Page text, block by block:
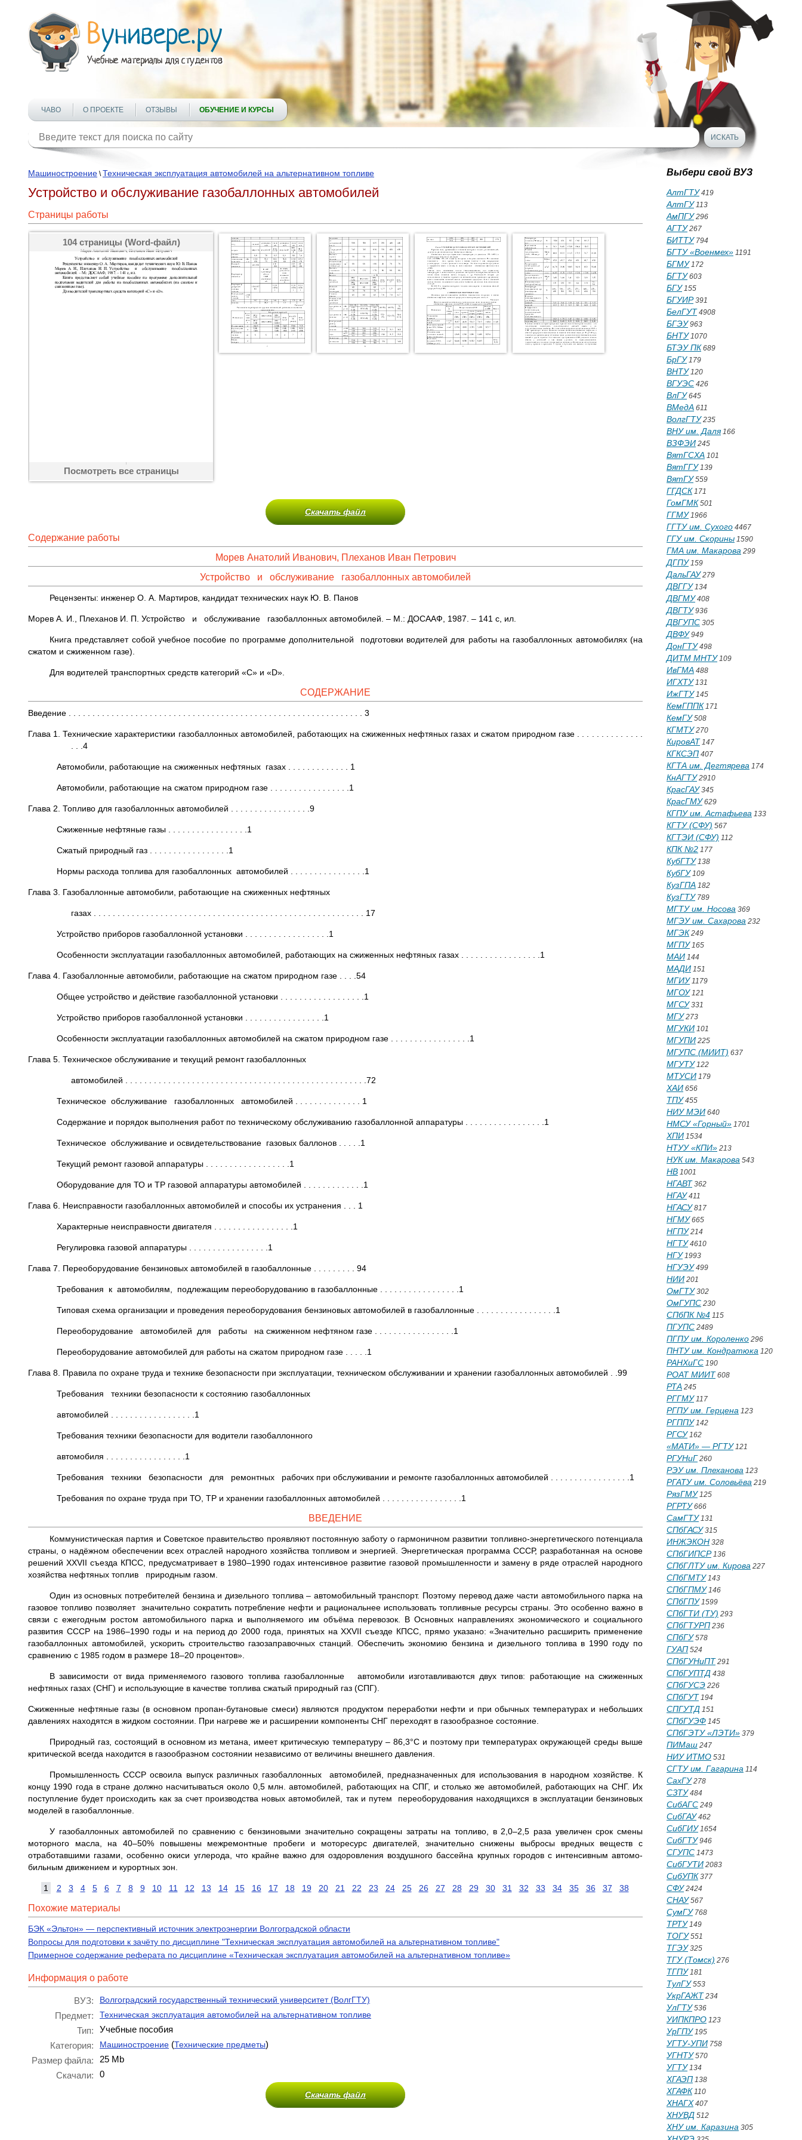
ЧАВО О ПРОЕКТЕ ОТЗЫВЫ ОБУЧЕНИЕ И КУРСЫ
Машиностроение \Техническая эксплуатация автомобилей на альтернативном топливе
Устройство и обслуживание газобаллонных автомобилей
Страницы работы
104 страницы (Word-файл)
Посмотреть все страницы
Скачать файл
Содержание работы
Морев Анатолий Иванович, Плеханов Иван Петрович
Устройство и обслуживание газобаллонных автомобилей
Рецензенты: инженер О. А. Мартиров, кандидат технических наук Ю. В. Панов
Морев А. И., Плеханов И. П. Устройство и обслуживание газобаллонных автомобилей. – М.: ДОСААФ, 1987. – 141 с, ил.
Книга представляет собой учебное пособие по программе дополнительной подготовки водителей для работы на газобаллонных автомобилях (на
сжатом и сжиженном газе).
Для водителей транспортных средств категорий «С» и «D».
СОДЕРЖАНИЕ
Введение . . . . . . . . . . . . . . . . . . . . . . . . . . . . . . . . . . . . . . . . . . . . . . . . . . . . . . . . . . . . . . 3
Глава 1. Технические характеристики газобаллонных автомобилей, работающих на сжиженных нефтяных газах и сжатом при­родном газе . . . . . . . . . . . . . .
. . .4
Автомобили, работающие на сжиженных нефтяных газах . . . . . . . . . . . . . 1
Автомобили, работающие на сжатом природном газе . . . . . . . . . . . . . . . . .1
Глава 2. Топливо для газобаллонных автомобилей . . . . . . . . . . . . . . . . .9
Сжиженные нефтяные газы . . . . . . . . . . . . . . . . .1
Сжатый природный газ . . . . . . . . . . . . . . . . .1
Нормы расхода топлива для газобаллонных автомобилей . . . . . . . . . . . . . . . .1
Глава 3. Газобаллонные автомобили, работающие на сжиженных нефтяных
газах . . . . . . . . . . . . . . . . . . . . . . . . . . . . . . . . . . . . . . . . . . . . . . . . . . . . . . . . . 17
Устройство приборов газобаллонной установки . . . . . . . . . . . . . . . . . .1
Особенности эксплуатации газобаллонных автомобилей, рабо­тающих на сжиженных нефтяных газах . . . . . . . . . . . . . . . . .1
Глава 4. Газобаллонные автомобили, работающие на сжатом при­родном газе . . . .54
Общее устройство и действие газобаллонной установки . . . . . . . . . . . . . . . . . .1
Устройство приборов газобаллонной установки . . . . . . . . . . . . . . . . .1
Особенности эксплуатации газобаллонных автомобилей на сжатом природном газе . . . . . . . . . . . . . . . . .1
Глава 5. Техническое обслуживание и текущий ремонт газобаллон­ных
автомобилей . . . . . . . . . . . . . . . . . . . . . . . . . . . . . . . . . . . . . . . . . . . . . . . . . . .72
Техническое обслуживание газобаллонных автомобилей . . . . . . . . . . . . . . 1
Содержание и порядок выполнения работ по техническому об­служиванию газобаллонной аппаратуры . . . . . . . . . . . . . . . . .1
Техническое обслуживание и освидетельствование газовых баллонов . . . . .1
Текущий ремонт газовой аппаратуры . . . . . . . . . . . . . . . . . .1
Оборудование для ТО и ТР газовой аппаратуры автомобилей . . . . . . . . . . . . .1
Глава 6. Неисправности газобаллонных автомобилей и способы их устранения . . . 1
Характерные неисправности двигателя . . . . . . . . . . . . . . . . .1
Регулировка газовой аппаратуры . . . . . . . . . . . . . . . . .1
Глава 7. Переоборудование бензиновых автомобилей в газобаллонные . . . . . . . . . 94
Требования к автомобилям, подлежащим переоборудованию в газобаллонные . . . . . . . . . . . . . . . . .1
Типовая схема организации и проведения переоборудования бензиновых автомобилей в газобаллонные . . . . . . . . . . . . . . . . .1
Переоборудование автомобилей для работы на сжиженном нефтяном газе . . . . . . . . . . . . . . . . .1
Переоборудование автомобилей для работы на сжатом природном газе . . . . .1
Глава 8. Правила по охране труда и технике безопасности при экс­плуатации, техническом обслуживании и хранении газобал­лонных автомобилей . .99
Требования техники безопасности к состоянию газобал­лонных
автомобилей . . . . . . . . . . . . . . . . . .1
Требования техники безопасности для водители газобал­лонного
автомобиля . . . . . . . . . . . . . . . . .1
Требования техники безопасности для ремонтных рабочих при обслуживании и ремонте газобаллонных автомобилей . . . . . . . . . . . . . . . . .1
Требования по охране труда при ТО, ТР и хранении газобал­лонных автомобилей . . . . . . . . . . . . . . . . .1
ВВЕДЕНИЕ
Коммунистическая партия и Советское правительство проявляют постоянную заботу о гармоничном развитии топливно-энергетического потенциала
страны, о надёжном обеспечении всех отраслей народного хозяйства топливом и энергией. Энергетическая программа СССР, разработанная на основе
решений XXVII съезда КПСС, предусматривает в 1980–1990 годах интенсивное развитие газовой промышленности и замену в ряде отраслей народного
хозяйства нефтяных топлив природным газом.
Один из основных потребителей бензина и дизельного топлива – автомобильный транспорт. Поэтому перевод даже части автомобильного парка на
газовое топливо позволяет значительно сократить потребление нефти и рациональнее использовать топливные ресурсы страны. Это особенно важно в
связи с ежегодным ростом автомобильного парка и выполняемого им объёма перевозок. В Основных направлениях экономического и социального
развития СССР на 1986–1990 годы и на период до 2000 года, принятых на XXVII съезде КПСС, прямо указано: «Значительно расширить применение
газобаллонных автомобилей, ускорить строительство газозаправочных станций. Обеспе­чить экономию бензина и дизельного топлива в 1990 году по
сравнению с 1985 годом в размере 18–20 процентов».
В зависимости от вида применяемого газового топлива газобаллонные автомобили изготавливаются двух типов: рабо­тающие на сжиженных
нефтяных газах (СНГ) и использую­щие в качестве топлива сжатый природный газ (СПГ).
Сжиженные нефтяные газы (в основном пропан-бутановые смеси) являются продуктом переработки нефти и при обычных температурах и небольших
давлениях находятся в жидком состоянии. При нагреве же и расширении компоненты СНГ переходят в газообразное состояние.
Природный газ, состоящий в основном из метана, имеет критическую температуру – 86,3°С и поэтому при температу­рах окружающей среды выше
критической всегда находится в газообразном состоянии независимо от величины внешнего давления.
Промышленность СССР освоила выпуск различных газобаллонных автомобилей, предназначенных для использования в народном хозяйстве. К
концу 1990 года в стране должно насчитываться около 0,5 млн. автомобилей, работающих на СПГ, и столько же автомобилей, работающих на СНГ. Их
поступление будет происходить как за счет производства новых автомобилей, так и путем переоборудования находящихся в эксплуатации бензиновых
моделей в газобаллонные.
У газобаллонных автомобилей по сравнению с бензиновыми значительно сокращены затраты на топливо, в 2,0–2,5 раза увеличен срок смены
моторного масла, на 40–50% повышены межремонтные пробеги и моторесурс двигателей, значительно снижены выбросы вредных веществ с
отработавшими газами, особенно окиси углерода, что крайне важно для оздоровления воздушного бассейна крупных городов с интенсивным автомо­
бильным движением и курортных зон.
1 2 3 4 5 6 7 8 9 10 11 12 13 14 15 16 17 18 19 20 21 22 23 24 25 26 27 28 29 30 31 32 33 34 35 36 37 38
Похожие материалы
БЭК «Эльтон» — перспективный источник электроэнергии Волгоградской области
Вопросы для подготовки к зачёту по дисциплине "Техническая эксплуатация автомобилей на альтернативном топливе"
Примерное содержание реферата по дисциплине «Техническая эксплуатация автомобилей на альтернативном топливе»
Информация о работе
ВУЗ: Волгоградский государственный технический университет (ВолгГТУ)
Предмет: Техническая эксплуатация автомобилей на альтернативном топливе
Тип:
Учебные пособия
Категория:
Машиностроение (Технические предметы)
Размер файла:
25 Mb
Скачали:
0
Скачать файл
Выбери свой ВУЗ
АлтГТУ419
АлтГУ113
АмПГУ296
АГТУ267
БИТТУ794
БГТУ «Военмех» 1191
БГМУ172
БГТУ603
БГУ155
БГУИР391
БелГУТ 4908
БГЭУ963
БНТУ1070
БТЭУ ПК 689
БрГУ179
ВНТУ120
ВГУЭС 426
ВлГУ645
ВМедА 611
ВолгГТУ235
ВНУ им. Даля166
ВЗФЭИ 245
ВятГСХА 101
ВятГГУ139
ВятГУ559
ГГДСК 171
ГомГМК 501
ГГМУ1966
ГГТУ им. Сухого 4467
ГГУ им. Скорины 1590
ГМА им. Макарова 299
ДГПУ159
ДальГАУ279
ДВГГУ134
ДВГМУ408
ДВГТУ936
ДВГУПС 305
ДВФУ949
ДонГТУ498
ДИТМ МНТУ109
ИвГМА 488
ИГХТУ131
ИжГТУ145
КемГППК 171
КемГУ508
КГМТУ270
КировАТ 147
КГКСЭП 407
КГТА им. Дегтярева 174
КнАГТУ2910
КрасГАУ345
КрасГМУ629
КГПУ им. Астафьева 133
КГТУ (СФУ) 567
КГТЭИ (СФУ) 112
КПК №2 177
КубГТУ138
КубГУ109
КузГПА 182
КузГТУ789
МГТУ им. Носова 369
МГЭУ им. Сахарова 232
МГЭК 249
МГПУ165
МАИ 144
МАДИ 151
МГИУ1179
МГОУ121
МГСУ331
МГУ273
МГУКИ 101
МГУПИ 225
МГУПС (МИИТ) 637
МГУТУ122
МТУСИ 179
ХАИ 656
ТПУ455
НИУ МЭИ 640
НМСУ «Горный» 1701
ХПИ 1534
НТУУ «КПИ» 213
НУК им. Макарова 543
НВ 1001
НГАВТ 362
НГАУ411
НГАСУ817
НГМУ665
НГПУ214
НГТУ4610
НГУ1993
НГУЭУ499
НИИ 201
ОмГТУ302
ОмГУПС 230
СПбПК №4 115
ПГУПС 2489
ПГПУ им. Короленко 296
ПНТУ им. Кондратюка 120
РАНХиГС 190
РОАТ МИИТ 608
РТА 245
РГГМУ117
РГПУ им. Герцена 123
РГППУ142
РГСУ162
«МАТИ» — РГТУ121
РГУНиГ 260
РЭУ им. Плеханова 123
РГАТУ им. Соловьёва 219
РязГМУ125
РГРТУ666
СамГТУ131
СПбГАСУ315
ИНЖЭКОН 328
СПбГИПСР136
СПбГЛТУ им. Кирова 227
СПбГМТУ143
СПбГПМУ146
СПбГПУ1599
СПбГТИ (ТУ) 293
СПбГТУРП 236
СПбГУ578
ГУАП 524
СПбГУНиПТ 291
СПбГУПТД 438
СПбГУСЭ 226
СПбГУТ 194
СПГУТД 151
СПбГУЭФ 145
СПбГЭТУ «ЛЭТИ» 379
ПИМаш 247
НИУ ИТМО 531
СГТУ им. Гагарина 114
СахГУ278
СЗТУ484
СибАГС 249
СибГАУ462
СибГИУ1654
СибГТУ946
СГУПС 1473
СибГУТИ 2083
СибУПК 377
СФУ2424
СНАУ567
СумГУ768
ТРТУ149
ТОГУ551
ТГЭУ325
ТГУ (Томск) 276
ТГПУ181
ТулГУ553
УкрГАЖТ 234
УлГТУ536
УИПКПРО 123
УрГПУ195
УГТУ-УПИ 758
УГНТУ570
УГТУ134
ХГАЭП 138
ХГАФК 110
ХНАГХ 407
ХНУВД 512
ХНУ им. Каразина 305